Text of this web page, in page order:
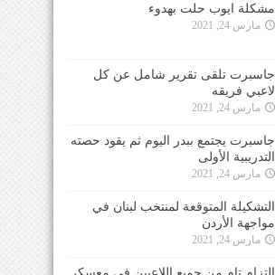
مشكلة ايوب حلت بهدوء
مارس 24, 2021
جاسبرت تلقى تقرير شامل عن كل
لاعبي فريقه
مارس 24, 2021
جاسبرت يجتمع ببدر اليوم ثم يقود حصته
التدريبية الأولى
مارس 24, 2021
التشكيلة المتوقعة لمنتخب لبنان في
مواجهة الأردن
مارس 24, 2021